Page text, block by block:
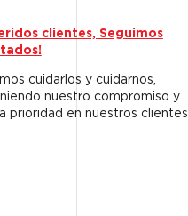
cuidarlos y cuidarnos,
nuestro compromiso y
prioridad en nuestros clientes.